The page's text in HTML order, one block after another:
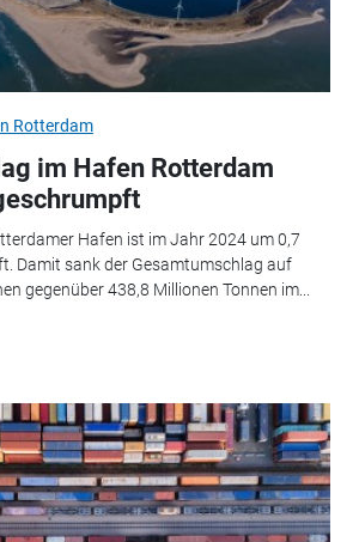
Rotterdam
im Hafen Rotterdam
Hafen ist im Jahr 2024 um 0,7
Damit sank der Gesamtumschlag auf
gegenüber 438,8 Millionen Tonnen im...